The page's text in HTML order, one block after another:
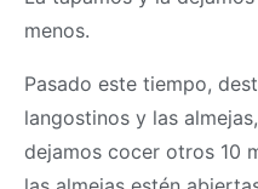
menos.
Pasado este tiempo,
langostinos y las
dejamos cocer otros 10